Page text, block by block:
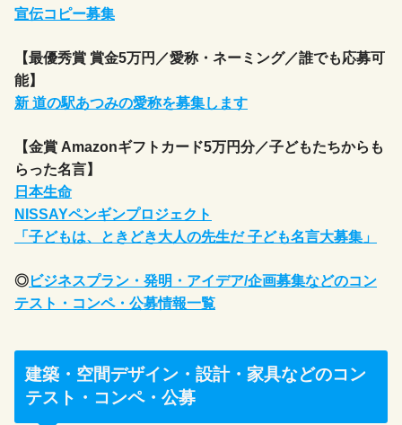
宣伝コピー募集
【最優秀賞 賞金5万円／愛称・ネーミング／誰でも応募可
能】
新 道の駅あつみの愛称を募集します
【金賞 Amazonギフトカード5万円分／子どもたちからも
らった名言】
日本生命
NISSAYペンギンプロジェクト
「子どもは、ときどき大人の先生だ 子ども名言大募集」
◎ビジネスプラン・発明・アイデア/企画募集などのコン
テスト・コンペ・公募情報一覧
建築・空間デザイン・設計・家具などのコン
テスト・コンペ・公募